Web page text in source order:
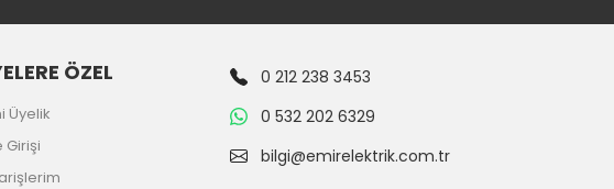
ÖZEL
Üyelik
Girişi
0 212 238 3453
0 532 202 6329
bilgi@emirelektrik.com.tr